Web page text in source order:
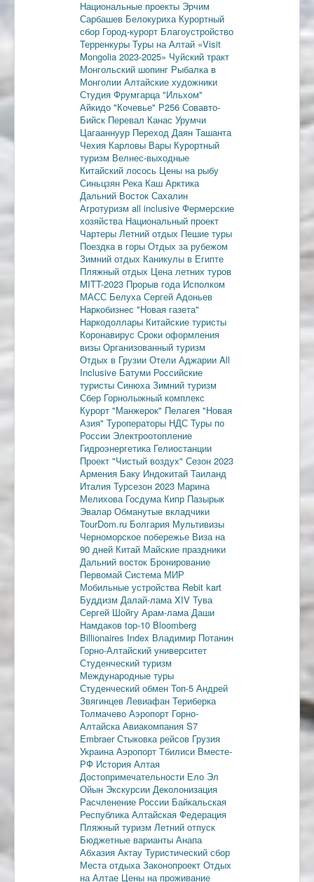
Национальные проекты Эрчим
Сарбашев Белокуриха Курортный
сбор Город-курорт Благоустройство
Терренкуры Туры на Алтай «Visit
Mongolia 2023-2025» Чуйский тракт
Монгольский шопинг Рыбалка в
Монголии Алтайские художники
Студия Фрумгарца"Ильхом"
Айкидо "Кочевье" Р256 Совавто-
Бийск Перевал Канас Урумчи
Цагааннуур Переход Даян Ташанта
Чехия Карловы Вары Курортный
туризм Велнес-выходные
Китайский лосось Цены на рыбу
Синьцзян Река Каш Арктика
Дальний Восток Сахалин
Агротуризм all inclusive Фермерские
хозяйства Национальный проект
Чартеры Летний отдых Пешие туры
Поездка в горы Отдых за рубежом
Зимний отдых Каникулы в Египте
Пляжный отдых Цена летних туров
MITT-2023 Прорыв года Исполком
МАСС БелухаСергей Адоньев
Наркобизнес "Новая газета"
Наркодоллары Китайские туристы
Коронавирус Сроки оформления
визы Организованный туризм
Отдых в Грузии Отели Аджарии All
Inclusive Батуми Российские
туристы СинюхаЗимний туризм
Сбер Горнолыжный комплекс
Курорт "Манжерок" Пелагея "Новая
Азия" Туроператоры НДС Туры по
России Электроотопление
Гидроэнергетика Гелиостанции
Проект "Чистый воздух" Сезон 2023
Армения Баку Индокитай Таиланд
Италия Турсезон 2023 Марина
Мелихова Госдума Кипр Пазырык
Эвалар Обманутые вкладчики
TourDom.ru Болгария Мультивизы
Черноморское побережье Виза на
90 дней Китай Майские праздники
Дальний восток Бронирование
Первомай Система МИР
Мобильные устройства Rebit kart
Буддизм Далай-лама XIV Тува
Сергей Шойгу Арам-ламаДаши
Намдаков top-10 Bloomberg
Billionaires Index Владимир Потанин
Горно-Алтайский университет
Студенческий туризм
Международные туры
Студенческий обмен Топ-5 Андрей
Звягинцев Левиафан Териберка
Толмачево Аэропорт Горно-
АлтайскаАвиакомпания S7
EmbraerСтыковка рейсов Грузия
УкраинаАэропорт Тбилиси Вместе-
РФ История Алтая
Достопримечательности Ело Эл
Ойын Экскурсии Деколонизация
Расчленение России Байкальская
РеспубликаАлтайская Федерация
Пляжный туризм Летний отпуск
Бюджетные варианты Анапа
Абхазия Актау Туристический сбор
Места отдыхаЗаконопроект Отдых
на Алтае Цены на проживание